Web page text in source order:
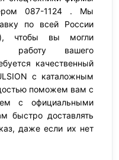
087-1124 . Мы
по всей России
чтобы вы могли
работу вашего
качественный
с каталожным
поможем вам с
с официальными
быстро доставлять
даже если их нет